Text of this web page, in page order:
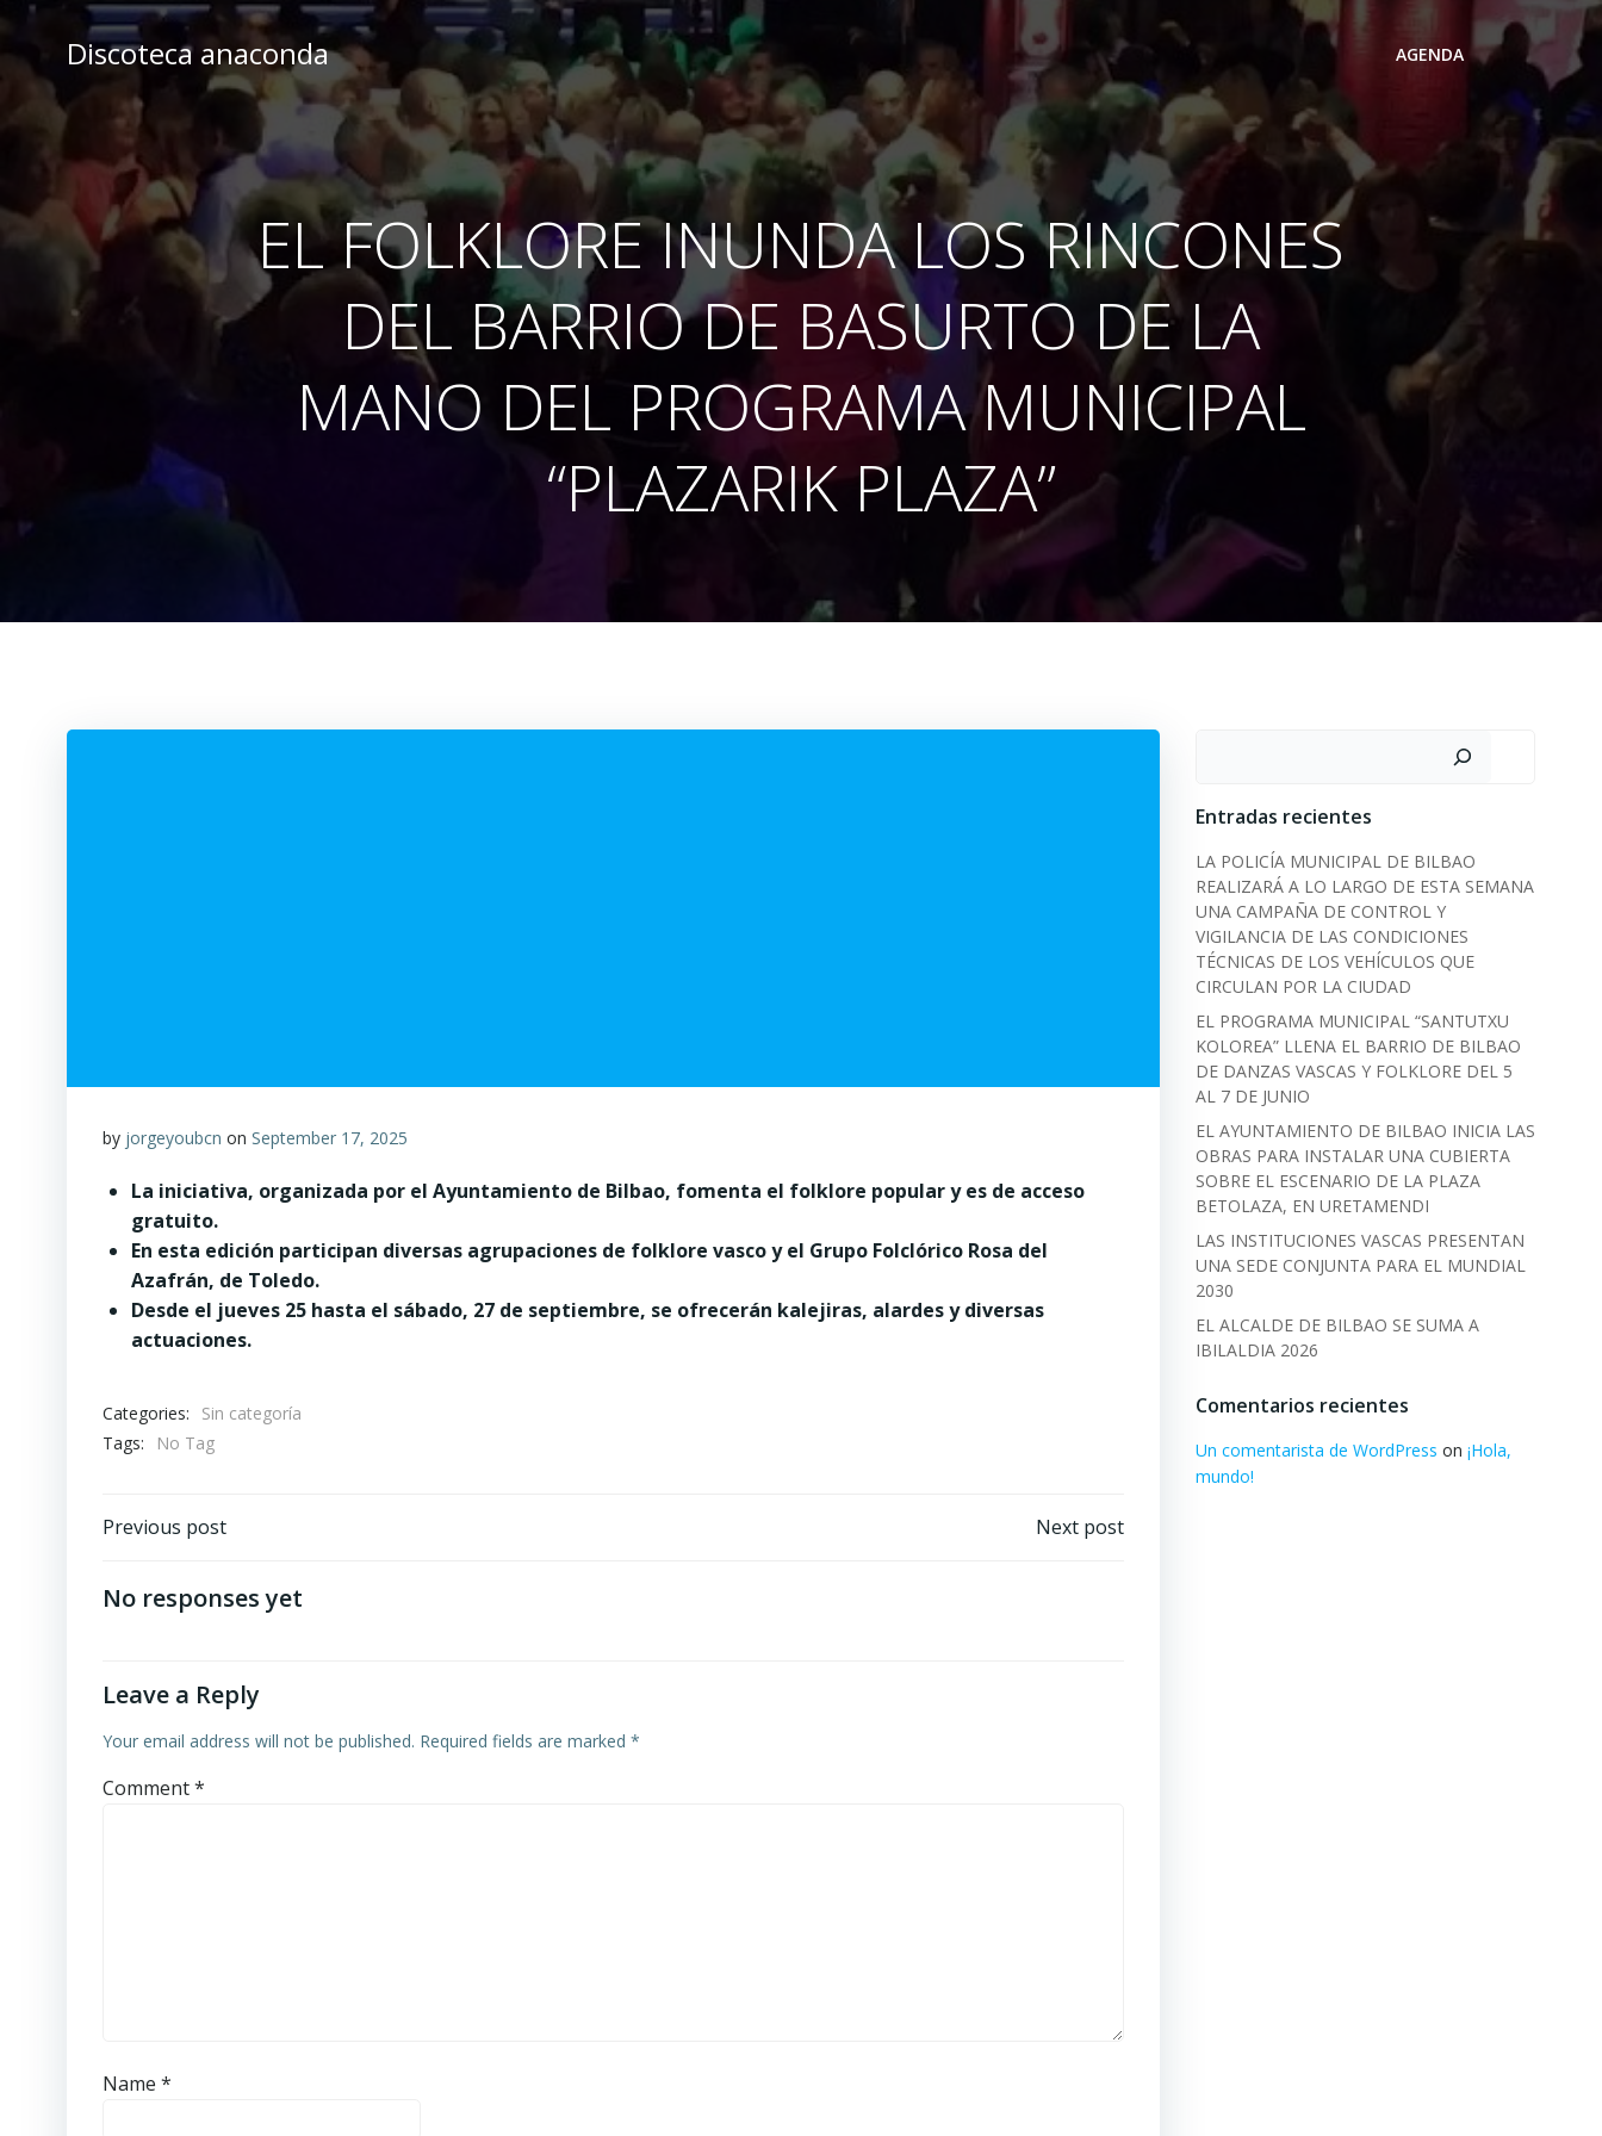
Skip
content Discoteca anaconda AGENDA
EL FOLKLORE INUNDA LOS RINCONES
DEL BARRIO DE BASURTO DE LA
MANO DEL PROGRAMA MUNICIPAL
“PLAZARIK PLAZA”
by jorgeyoubcn on September 17, 2025
La iniciativa, organizada por el Ayuntamiento de Bilbao, fomenta el folklore popular y es de acceso
gratuito.
En esta edición participan diversas agrupaciones de folklore vasco y el Grupo Folclórico Rosa del
Azafrán, de Toledo.
Desde el jueves 25 hasta el sábado, 27 de septiembre, se ofrecerán kalejiras, alardes y diversas
actuaciones.
Categories:
Sin categoría
Tags:
No Tag
Post
navigation
Previous post Next post
No responses yet
Leave a Reply
Your email address will not be published. Required fields are marked *
Comment*
Name *
Entradas recientes
LA POLICÍA MUNICIPAL DE BILBAO
REALIZARÁ A LO LARGO DE ESTA SEMANA
UNA CAMPAÑA DE CONTROL Y
VIGILANCIA DE LAS CONDICIONES
TÉCNICAS DE LOS VEHÍCULOS QUE
CIRCULAN POR LA CIUDAD
EL PROGRAMA MUNICIPAL “SANTUTXU
KOLOREA” LLENA EL BARRIO DE BILBAO
DE DANZAS VASCAS Y FOLKLORE DEL 5
AL 7 DE JUNIO
EL AYUNTAMIENTO DE BILBAO INICIA LAS
OBRAS PARA INSTALAR UNA CUBIERTA
SOBRE EL ESCENARIO DE LA PLAZA
BETOLAZA, EN URETAMENDI
LAS INSTITUCIONES VASCAS PRESENTAN
UNA SEDE CONJUNTA PARA EL MUNDIAL
2030
EL ALCALDE DE BILBAO SE SUMA A
IBILALDIA 2026
Comentarios recientes
Un comentarista de WordPress on ¡Hola,
mundo!